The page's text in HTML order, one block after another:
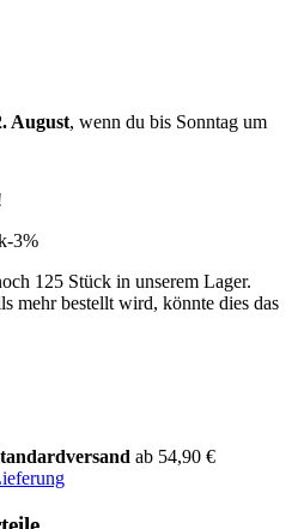
August, wenn du bis Sonntag um
-3%
125 Stück in unserem Lager.
mehr bestellt wird, könnte dies das
ab 54,90 €